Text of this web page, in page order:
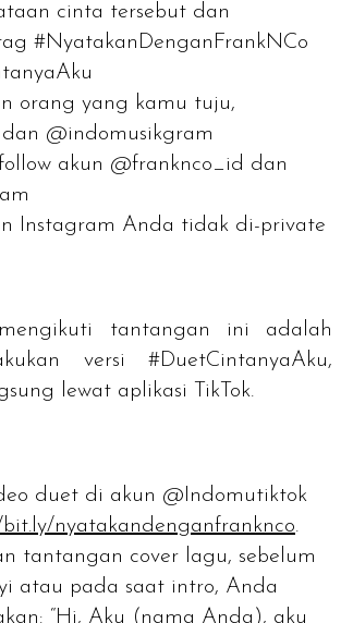
cinta tersebut dan
#NyatakanDenganFrankNCo
orang yang kamu tuju,
@indomusikgram
akun @franknco_id dan
Instagram Anda tidak di-private
tantangan ini adalah
versi #DuetCintanyaAku,
lewat aplikasi TikTok.
duet di akun @Indomutiktok
nyatakandenganfranknco.
tantangan cover lagu, sebelum
atau pada saat intro, Anda
“Hi, Aku (nama Anda), aku